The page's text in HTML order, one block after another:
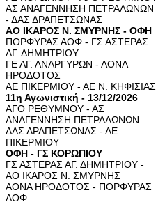
ΑΣ ΑΝΑΓΕΝΝΗΣΗ ΠΕΤΡΑΛΩΝΩΝ
- ΔΑΣ ΔΡΑΠΕΤΣΩΝΑΣ
ΑΟ ΙΚΑΡΟΣ Ν. ΣΜΥΡΝΗΣ - ΟΦΗ
ΠΟΡΦΥΡΑΣ ΑΟΦ - ΓΣ ΑΣΤΕΡΑΣ
ΑΓ. ΔΗΜΗΤΡΙΟΥ
ΓΕ ΑΓ. ΑΝΑΡΓΥΡΩΝ - ΑΟΝΑ
ΗΡΟΔΟΤΟΣ
ΑΕ ΠΙΚΕΡΜΙΟΥ - ΑΕ Ν. ΚΗΦΙΣΙΑΣ
11η Αγωνιστική - 13/12/2026
ΑΓΟ ΡΕΘΥΜΝΟΥ - ΑΣ
ΑΝΑΓΕΝΝΗΣΗ ΠΕΤΡΑΛΩΝΩΝ
ΔΑΣ ΔΡΑΠΕΤΣΩΝΑΣ - ΑΕ
ΠΙΚΕΡΜΙΟΥ
ΟΦΗ - ΓΣ ΚΟΡΩΠΙΟΥ
ΓΣ ΑΣΤΕΡΑΣ ΑΓ. ΔΗΜΗΤΡΙΟΥ -
ΑΟ ΙΚΑΡΟΣ Ν. ΣΜΥΡΝΗΣ
ΑΟΝΑ ΗΡΟΔΟΤΟΣ - ΠΟΡΦΥΡΑΣ
ΑΟΦ